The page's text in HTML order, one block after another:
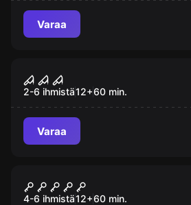
Varaa
Verinen teatteri
2-6 ihmistä12+60 min.
Varaa
Dillingerin kongi
4-6 ihmistä12+60 min.